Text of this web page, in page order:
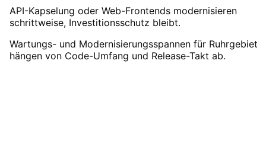
API-Kapselung oder Web-Frontends modernisieren
schrittweise, Investitionsschutz bleibt.
Wartungs- und Modernisierungsspannen für Ruhrgebiet
hängen von Code-Umfang und Release-Takt ab.